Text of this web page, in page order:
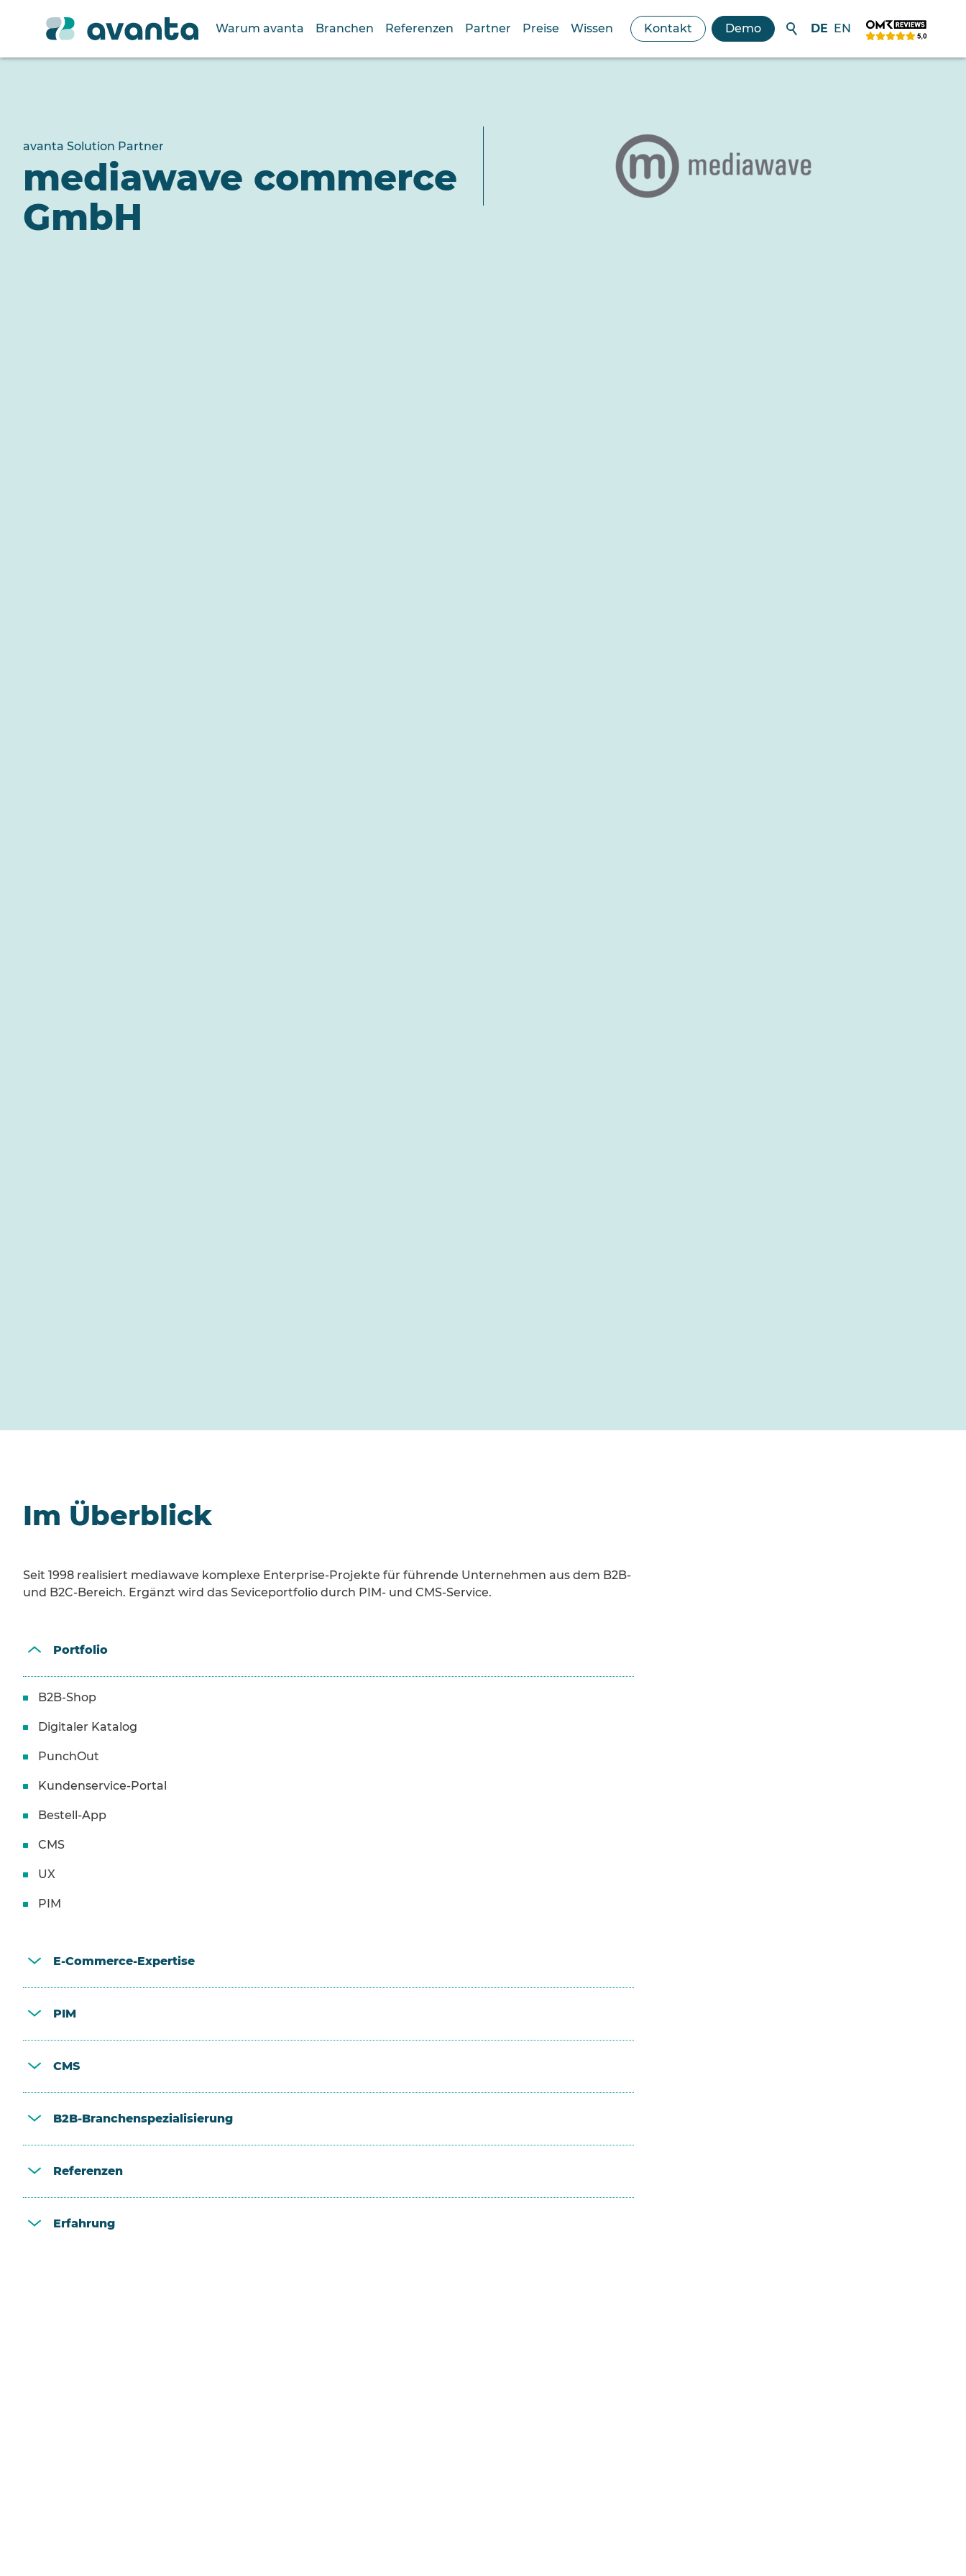
Kontakt Demo DE EN
Warum avanta Branchen Referenzen Partner Preise Wissen
avanta Solution Partner
mediawave commerce
GmbH
Im Überblick
Seit 1998 realisiert mediawave komplexe Enterprise-Projekte für führende Unternehmen aus dem B2B-
und B2C-Bereich. Ergänzt wird das Seviceportfolio durch PIM- und CMS-Service.
Portfolio
B2B-Shop
Digitaler Katalog
PunchOut
Kundenservice-Portal
Bestell-App
CMS
UX
PIM
E-Commerce-Expertise
PIM
CMS
B2B-Branchenspezialisierung
Referenzen
Erfahrung